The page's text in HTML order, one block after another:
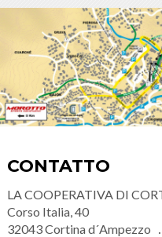
CONTATTO
LA COOPERATIVA DI
Corso Italia, 40
32043Cortina d´Ampezzo